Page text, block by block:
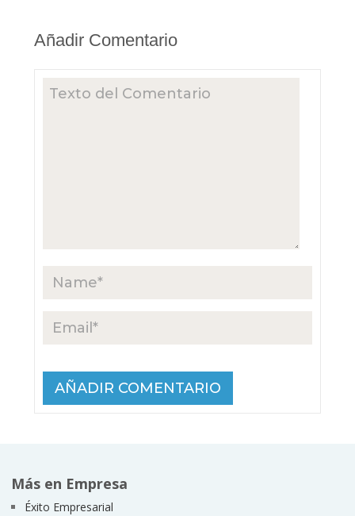
Añadir Comentario
Más en Empresa
Éxito Empresarial